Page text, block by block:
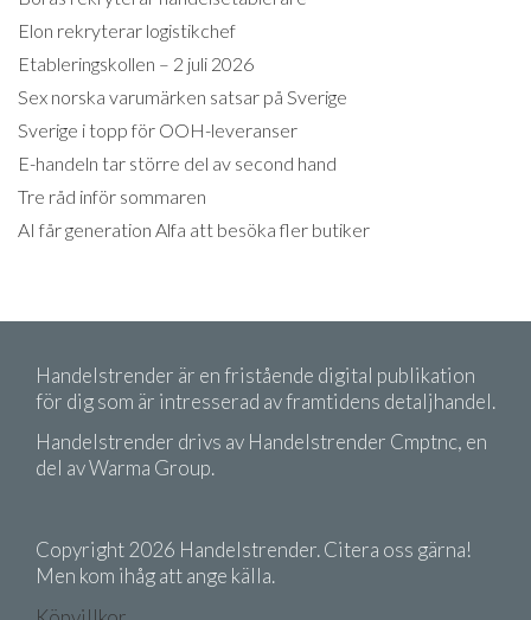
Elon rekryterar logistikchef
Etableringskollen – 2 juli 2026
Sex norska varumärken satsar på Sverige
Sverige i topp för OOH-leveranser
E-handeln tar större del av second hand
Tre råd inför sommaren
AI får generation Alfa att besöka fler butiker
Handelstrender är en fristående digital publikation
för dig som är intresserad av framtidens detaljhandel.
Handelstrender drivs av Handelstrender Cmptnc, en
del av Warma Group.
Copyright 2026 Handelstrender. Citera oss gärna!
Men kom ihåg att ange källa.